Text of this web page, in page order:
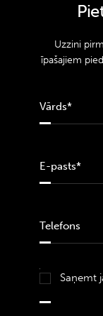
Uzzini
īpašajiem
Saņemt